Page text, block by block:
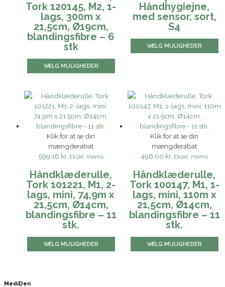
Tork 120145, M2, 1-
lags, 300m x
21,5cm, Ø19cm,
blandingsfibre – 6
stk
VÆLG MULIGHEDER
Håndhygiejne,
med sensor, sort,
S4
VÆLG MULIGHEDER
Klik for at se din
mængderabat
599,16 kr. Ekskl. moms
Håndklæderulle,
Tork 101221, M1, 2-
lags, mini, 74,9m x
21,5cm, Ø14cm,
blandingsfibre – 11
stk.
VÆLG MULIGHEDER
Klik for at se din
mængderabat
496,00 kr. Ekskl. moms
Håndklæderulle,
Tork 100147, M1, 1-
lags, mini, 110m x
21,5cm, Ø14cm,
blandingsfibre – 11
stk.
VÆLG MULIGHEDER
MediDen